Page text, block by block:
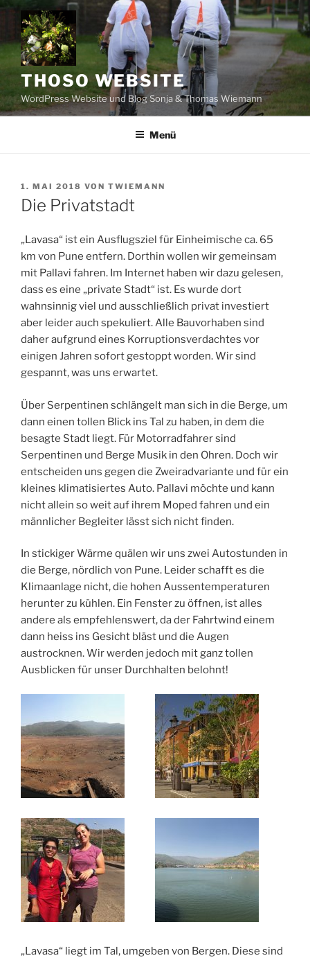
Zum
Inhalt
springen
THOSO WEBSITE
WordPress Website und Blog Sonja & Thomas Wiemann
Menü
VERÖFFENTLICHT
AM
1. MAI 2018 VON TWIEMANN
Die Privatstadt
„Lavasa“ ist ein Ausflugsziel für Einheimische ca. 65
km von Pune entfern. Dorthin wollen wir gemeinsam
mit Pallavi fahren. Im Internet haben wir dazu gelesen,
dass es eine „private Stadt“ ist. Es wurde dort
wahnsinnig viel und ausschließlich privat investiert
aber leider auch spekuliert. Alle Bauvorhaben sind
daher aufgrund eines Korruptionsverdachtes vor
einigen Jahren sofort gestoppt worden. Wir sind
gespannt, was uns erwartet.
Über Serpentinen schlängelt man sich in die Berge, um
dann einen tollen Blick ins Tal zu haben, in dem die
besagte Stadt liegt. Für Motorradfahrer sind
Serpentinen und Berge Musik in den Ohren. Doch wir
entscheiden uns gegen die Zweiradvariante und für ein
kleines klimatisiertes Auto. Pallavi möchte und kann
nicht allein so weit auf ihrem Moped fahren und ein
männlicher Begleiter lässt sich nicht finden.
In stickiger Wärme quälen wir uns zwei Autostunden in
die Berge, nördlich von Pune. Leider schafft es die
Klimaanlage nicht, die hohen Aussentemperaturen
herunter zu kühlen. Ein Fenster zu öffnen, ist alles
andere als empfehlenswert, da der Fahrtwind einem
dann heiss ins Gesicht bläst und die Augen
austrocknen. Wir werden jedoch mit ganz tollen
Ausblicken für unser Durchhalten belohnt!
„Lavasa“ liegt im Tal, umgeben von Bergen. Diese sind